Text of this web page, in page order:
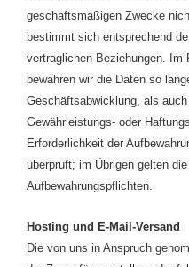
geschäftsmäßigen Zwecke
bestimmt sich entsprechend
vertraglichen Beziehungen. Im
bewahren wir die Daten so
Geschäftsabwicklung, als
Gewährleistungs- oder
Erforderlichkeit der
überprüft; im Übrigen gelten
Aufbewahrungspflichten.
Hosting und E-Mail-Versand
Die von uns in Anspruch